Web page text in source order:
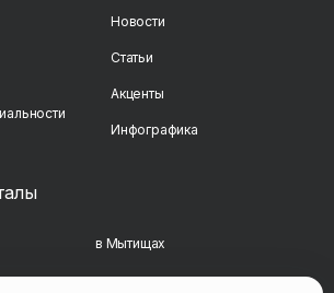
Новости
Статьи
Акценты
Инфографика
в Мытищах